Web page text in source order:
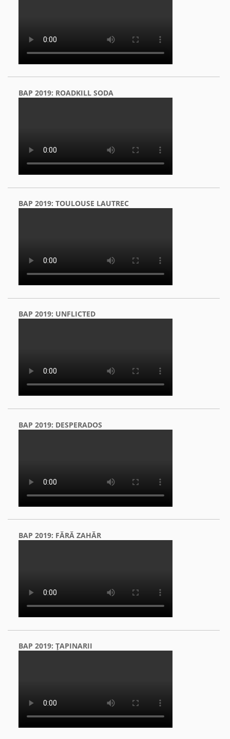
BAP 2019: ROADKILL SODA
BAP 2019: TOULOUSE LAUTREC
BAP 2019: UNFLICTED
BAP 2019: DESPERADOS
BAP 2019: FĂRĂ ZAHĂR
BAP 2019: ŢAPINARII